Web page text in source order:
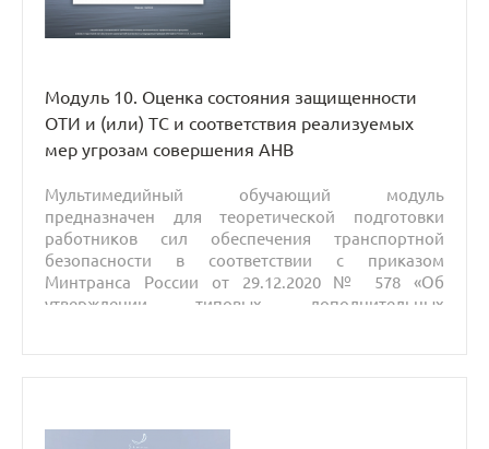
Модуль 10. Оценка состояния защищенности
ОТИ и (или) ТС и соответствия реализуемых
мер угрозам совершения АНВ
Мультимедийный обучающий модуль
предназначен для теоретической подготовки
работников сил обеспечения транспортной
безопасности в соответствии с приказом
Минтранса России от 29.12.2020 № 578 «Об
утверждении типовых дополнительных